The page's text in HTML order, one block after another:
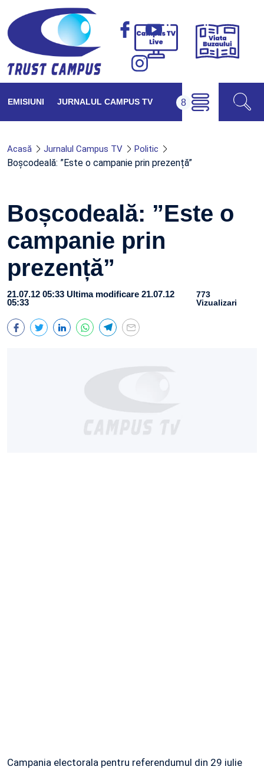
Campus
Viața
EMISIUNI JURNALUL CAMPUS TV
Acasă Jurnalul Campus TV Politic
Boșcodeală: ”Este o campanie prin prezență”
Boșcodeală: ”Este o
campanie prin
prezență”
21.07.12 05:33 Ultima modificare 21.07.12
05:33
773
Vizualizari
Campania electorala pentru referendumul din 29 iulie